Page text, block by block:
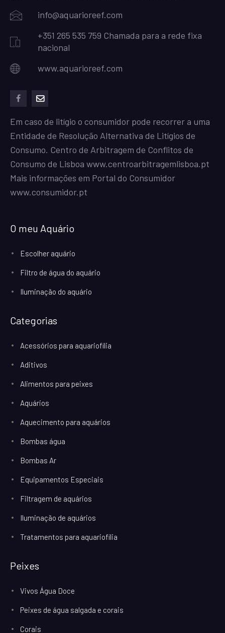
info@aquarioreef.com
+351 265 535 759 Chamada para a rede fixa
nacional
www.aquarioreef.com
Em caso de litígio o consumidor pode recorrer a uma
Entidade de Resolução Alternativa de Litígios de
Consumo. Centro de Arbitragem de Conflitos de
Consumo de Lisboa www.centroarbitragemlisboa.pt
Mais informações em Portal do Consumidor
www.consumidor.pt
O meu Aquário
Escolher aquário
Filtro de água do aquário
Iluminação do aquário
Categorias
Acessórios para aquariofilia
Aditivos
Alimentos para peixes
Aquários
Aquecimento para aquários
Bombas água
Bombas Ar
Equipamentos Especiais
Filtragem de aquários
Iluminação de aquários
Tratamentos para aquariofilia
Peixes
Vivos Água Doce
Peixes de água salgada e corais
Corais